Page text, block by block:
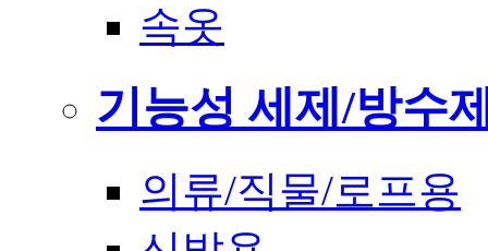
속옷
기능성 세제/방수
의류/직물/로프용